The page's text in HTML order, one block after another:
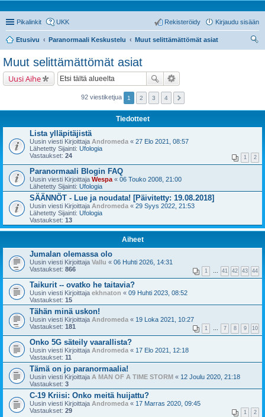
Pikalinkit UKK Kirjaudu sisään
Rekisteröidy
Etusivu Paranormaali Keskustelu
Muut selittämättömät asiat
Muut selittämättömät asiat
Uusi Aihe
92 viestiketjua 1 2 3 4
Tiedotteet
Lista ylläpitäjistä
Uusin viesti Kirjoittaja Andromeda « 27 Elo 2021, 08:57
Lähetetty Sijainti: Ufologia
Vastaukset: 24 1 2
Paranormaali Blogin FAQ
Uusin viesti Kirjoittaja Wespa « 06 Touko 2008, 21:00
Lähetetty Sijainti: Ufologia
SÄÄNNÖT - Lue ja noudata! [Päivitetty: 19.08.2018]
Uusin viesti Kirjoittaja Andromeda « 29 Syys 2022, 21:53
Lähetetty Sijainti: Ufologia
Vastaukset: 13
Aiheet
Jumalan olemassa olo
Uusin viesti Kirjoittaja Vallu « 06 Huhti 2026, 14:31
Vastaukset: 866 1 … 41 42 43 44
Taikurit -- ovatko he taitavia?
Uusin viesti Kirjoittaja ekhnaton « 09 Huhti 2023, 08:52
Vastaukset: 15
Tähän minä uskon!
Uusin viesti Kirjoittaja Andromeda « 19 Loka 2021, 10:27
Vastaukset: 181 1 … 7 8 9 10
Onko 5G säteily vaarallista?
Uusin viesti Kirjoittaja Andromeda « 17 Elo 2021, 12:18
Vastaukset: 11
Tämä on jo paranormaalia!
Uusin viesti Kirjoittaja A MAN OF A TIME STORM « 12 Joulu 2020, 21:18
Vastaukset: 3
C-19 Kriisi: Onko meitä huijattu?
Uusin viesti Kirjoittaja Andromeda « 17 Marras 2020, 09:45
Vastaukset: 29 1 2